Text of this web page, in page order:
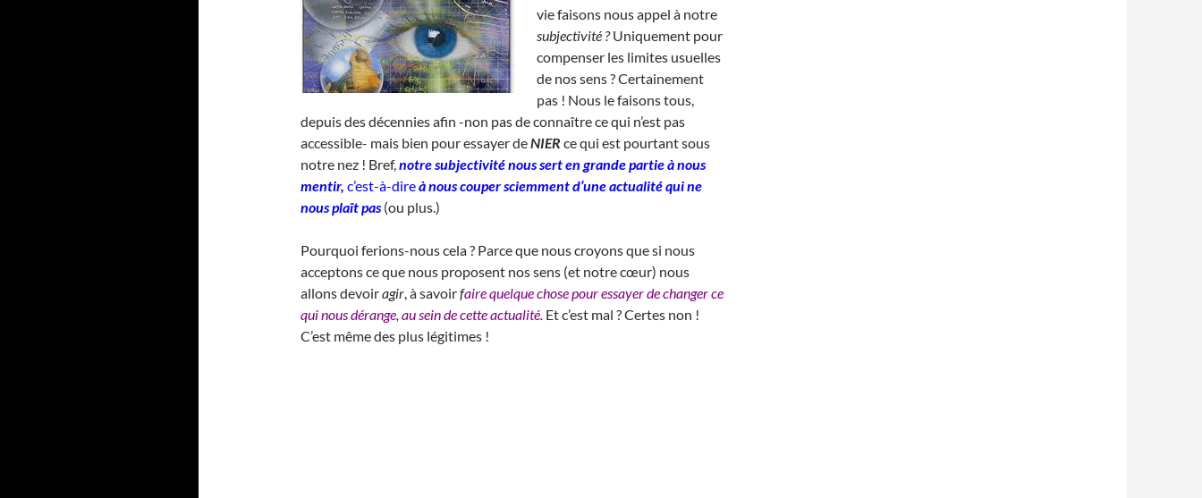
vie faisons nous appel à notre
subjectivité ?Uniquement pour
compenser les limites usuelles
de nos sens ? Certainement
pas ! Nous le faisons tous,
depuis des décennies afin -non pas de connaître ce qui n’est pas
accessible- mais bien pour essayer deNIER ce qui est pourtant sous
notre nez ! Bref,notre subjectivité nous sert en grande partie à nous
mentir, c’est-à-direà nous couper sciemment d’une actualité qui ne
nous plaît pas(ou plus.)
Pourquoi ferions-nous cela ? Parce que nous croyons que si nous
acceptons ce que nous proposent nos sens (et notre cœur) nous
allons devoiragir, à savoirfaire quelque chose pour essayer de changer ce
qui nous dérange, au sein de cette actualité. Et c’est mal ? Certes non !
C’est même des plus légitimes !